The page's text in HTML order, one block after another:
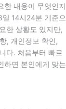
한 내용이 무엇인지
14시24분 기준으
한 상황도 있지만,
, 개인정보 확인,
다. 처음부터 빠르
하면 본인에게 맞는